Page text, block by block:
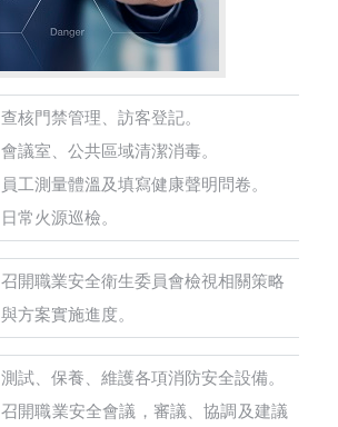
查核門禁管理、訪客登記。
會議室、公共區域清潔消毒。
員工測量體溫及填寫健康聲明問卷。
日常火源巡檢。
召開職業安全衛生委員會檢視相關策略
與方案實施進度。
測試、保養、維護各項消防安全設備。
召開職業安全會議，審議、協調及建議